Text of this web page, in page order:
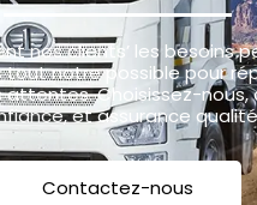
nos clients’ les besoins
tout notre possible pour
attentes. Choisissez-nous,
et assurance
Contactez-nous